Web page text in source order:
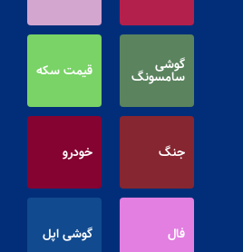
گوشی
سامسونگ قیمت سکه
جنگ خودرو
فال گوشی اپل